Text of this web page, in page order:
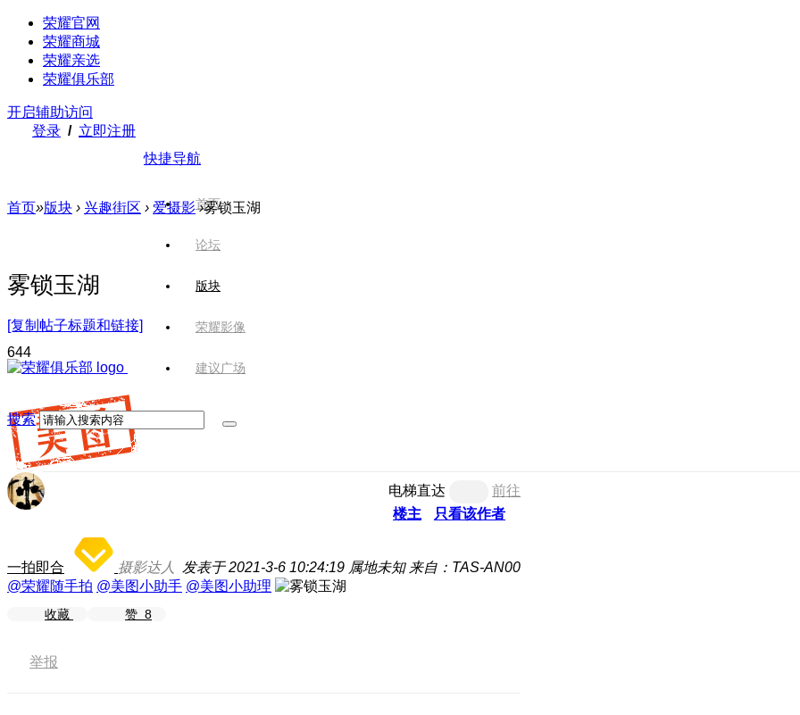
荣耀官网
荣耀商城
荣耀亲选
荣耀俱乐部
开启辅助访问
登录 / 立即注册
快捷导航
首页
论坛
版块
荣耀影像
建议广场
搜索
首页»版块 › 兴趣街区 › 爱摄影 ›雾锁玉湖
雾锁玉湖
[复制帖子标题和链接]
644
电梯直达
前往
楼主
只看该作者
一拍即合 摄影达人 发表于 2021-3-6 10:24:19 属地未知 来自：TAS-AN00
@荣耀随手拍 @美图小助手 @美图小助理
收藏 赞 8
举报